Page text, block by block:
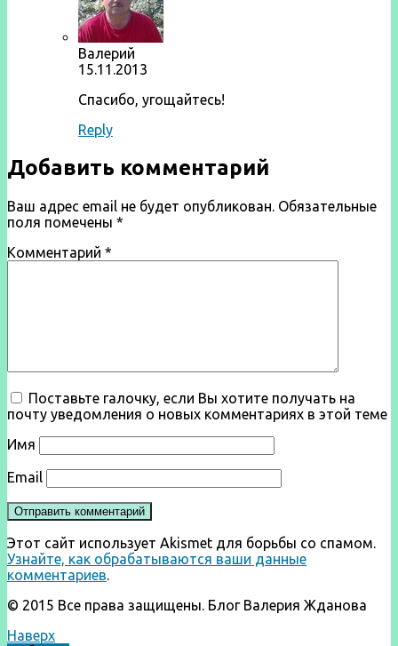
Валерий
15.11.2013
Спасибо, угощайтесь!
Reply
Добавить комментарий
Ваш адрес email не будет опубликован. Обязательные
поля помечены *
Комментарий *
Поставьте галочку, если Вы хотите получать на
почту уведомления о новых комментариях в этой теме
Имя
Email
Этот сайт использует Akismet для борьбы со спамом.
Узнайте, как обрабатываются ваши данные
комментариев
© 2015 Все права защищены. Блог Валерия Жданова
Наверх